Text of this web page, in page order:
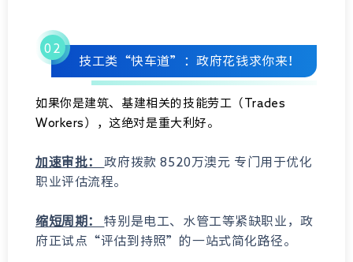
0 2
技工类“快车道”：政府花钱求你来！
如果你是建筑、基建相关的技能劳工（Trades
Workers），这绝对是重大利好。
加速审批：政府拨款 8520万澳元 专门用于优化
职业评估流程。
缩短周期：特别是电工、水管工等紧缺职业，政
府正试点“评估到持照”的一站式简化路径。